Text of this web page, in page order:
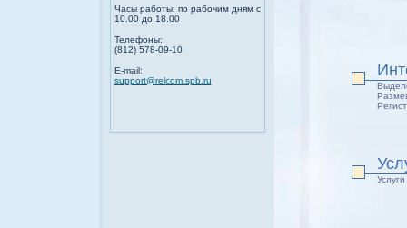
Часы работы: по рабочим дням с
10.00 до 18.00
Телефоны:
(812) 578-09-10
E-mail:
support@relcom.spb.ru